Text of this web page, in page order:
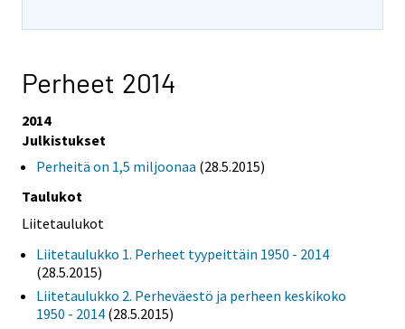
Perheet 2014
2014
Julkistukset
Perheitä on 1,5 miljoonaa (28.5.2015)
Taulukot
Liitetaulukot
Liitetaulukko 1. Perheet tyypeittäin 1950 - 2014
(28.5.2015)
Liitetaulukko 2. Perheväestö ja perheen keskikoko
1950 - 2014 (28.5.2015)